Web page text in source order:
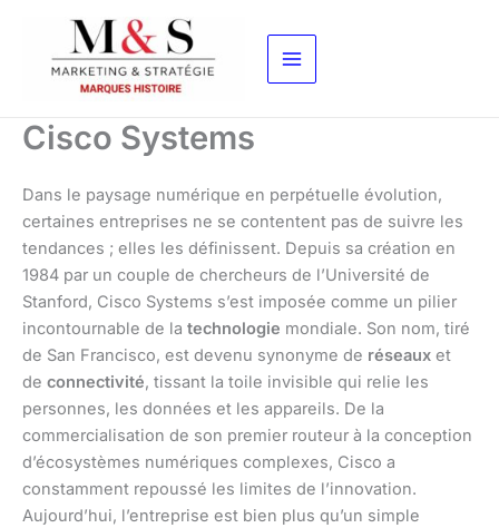
contenu
Cisco Systems
Dans le paysage numérique en perpétuelle évolution,
certaines entreprises ne se contentent pas de suivre les
tendances ; elles les définissent. Depuis sa création en
1984 par un couple de chercheurs de l’Université de
Stanford, Cisco Systems s’est imposée comme un pilier
incontournable de la technologie mondiale. Son nom, tiré
de San Francisco, est devenu synonyme de réseaux et
de connectivité, tissant la toile invisible qui relie les
personnes, les données et les appareils. De la
commercialisation de son premier routeur à la conception
d’écosystèmes numériques complexes, Cisco a
constamment repoussé les limites de l’innovation.
Aujourd’hui, l’entreprise est bien plus qu’un simple